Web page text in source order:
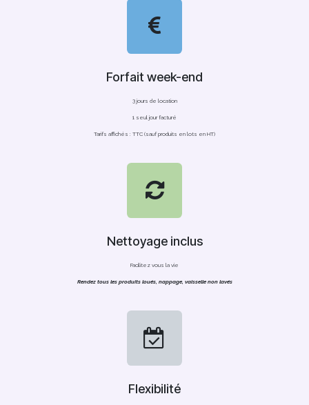
Forfait week-end
3 jours de location
1 seul jour facturé
Tarifs affichés : TTC (sauf produits en lots en HT)
Nettoyage inclus
Facilitez vous la vie
Rendez tous les produits loués, nappage, vaisselle non lavés
Flexibilité